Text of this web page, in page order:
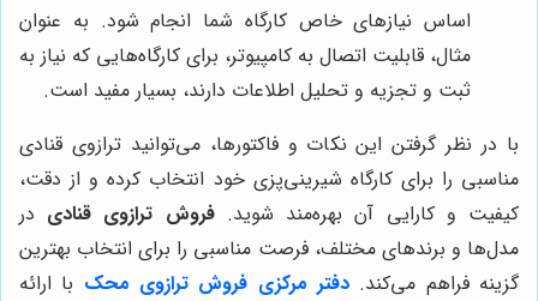
اساس نیازهای خاص کارگاه شما انجام شود. به عنوان
مثال، قابلیت اتصال به کامپیوتر، برای کارگاه‌هایی که نیاز به
ثبت و تجزیه و تحلیل اطلاعات دارند، بسیار مفید است.
با در نظر گرفتن این نکات و فاکتورها، می‌توانید ترازوی قنادی
مناسبی را برای کارگاه شیرینی‌پزی خود انتخاب کرده و از دقت،
کیفیت و کارایی آن بهره‌مند شوید.فروش ترازوی قنادی در
مدل‌ها و برندهای مختلف، فرصت مناسبی را برای انتخاب بهترین
گزینه فراهم می‌کند. دفتر مرکزی فروش ترازوی محک با ارائه